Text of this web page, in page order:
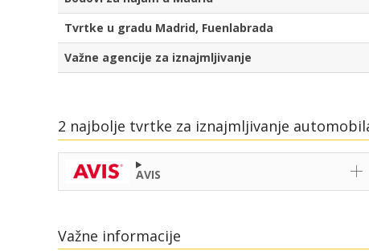
Tvrtke u gradu Madrid, Fuenlabrada
Važne agencije za iznajmljivanje
2 najbolje tvrtke za iznajmljivanje
AVIS
Važne informacije